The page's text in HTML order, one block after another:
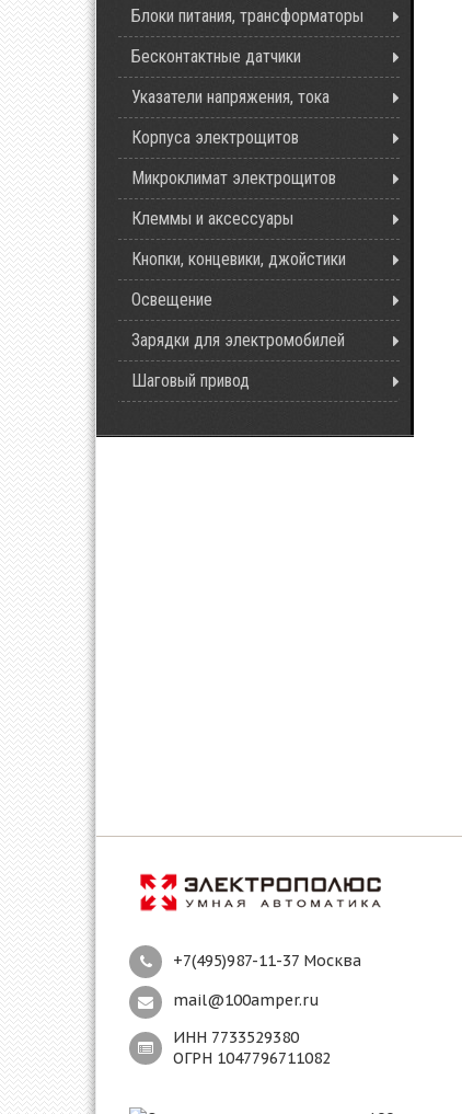
Блоки питания, трансформаторы
Бесконтактные датчики
Указатели напряжения, тока
Корпуса электрощитов
Микроклимат электрощитов
Клеммы и аксессуары
Кнопки, концевики, джойстики
Освещение
Зарядки для электромобилей
Шаговый привод
+7(495)987-11-37 Москва
mail@100amper.ru
ИНН 7733529380
ОГРН 1047796711082